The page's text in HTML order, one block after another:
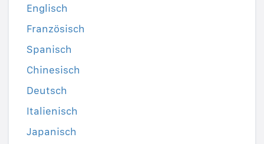
Englisch
Französisch
Spanisch
Chinesisch
Deutsch
Italienisch
Japanisch